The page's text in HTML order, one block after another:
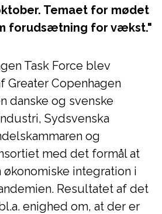
Temaet for mødet
forudsætning for vækst."
Task Force blev
Greater Copenhagen
danske og svenske
Sydsvenska
og
med det formål at
integration i
Resultatet af det
enighed om, at der er